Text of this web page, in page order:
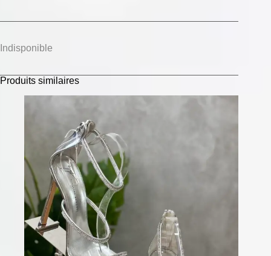
Indisponible
Produits similaires